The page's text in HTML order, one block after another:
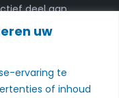
uw
ervaring te
of inhoud
deel aan